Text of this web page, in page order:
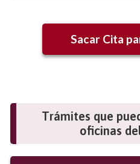
Sacar Cita
Trámites que
oficinas